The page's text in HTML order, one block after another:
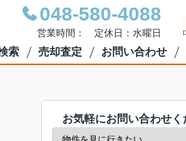
048-580-4088
営業時間： 定休日：水曜日
索 売却査定 お問い合わせ
お気軽にお問い合わせく